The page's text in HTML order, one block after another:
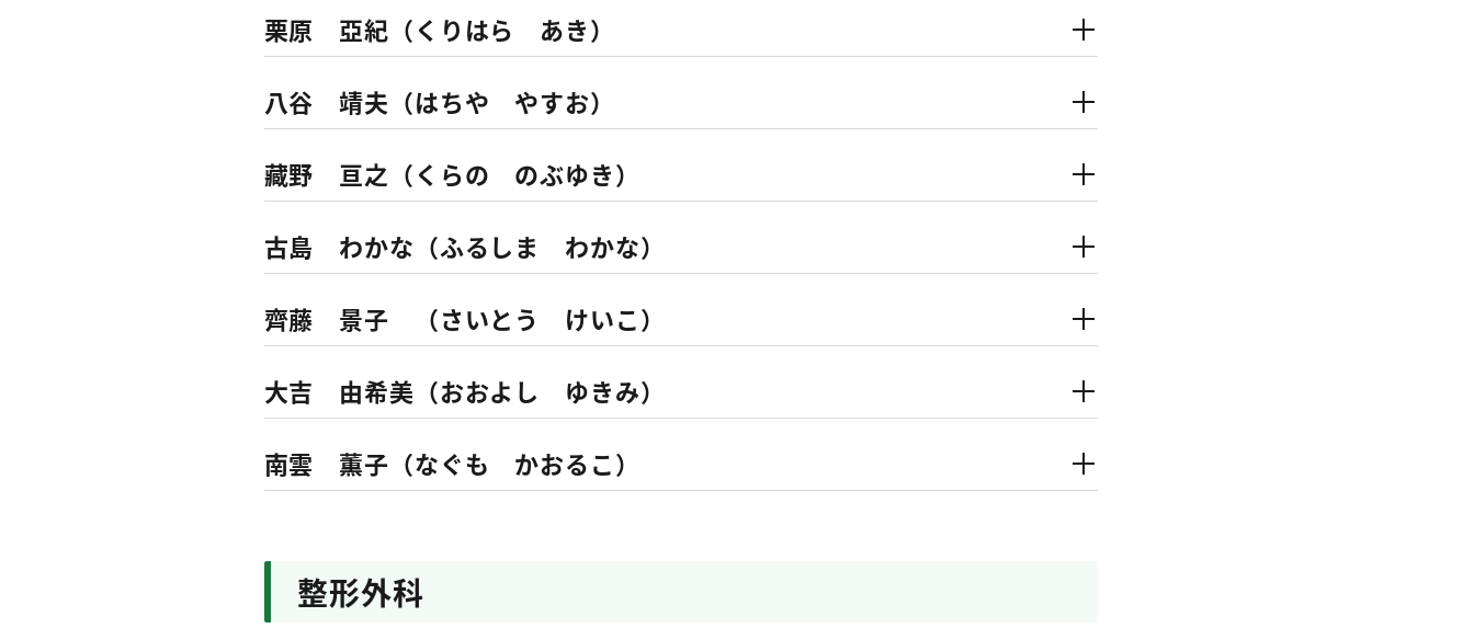
栗原 亞紀（くりはら あき）
八谷 靖夫（はちや やすお）
藏野 亘之（くらの のぶゆき）
古島 わかな（ふるしま わかな）
齊藤 景子 （さいとう けいこ）
大吉 由希美（おおよし ゆきみ）
南雲 薫子（なぐも かおるこ）
整形外科